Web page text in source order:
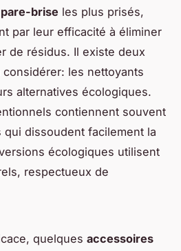
brise les plus prisés,
par leur efficacité à éliminer
de résidus. Il existe deux
les nettoyants
alternatives écologiques.
contiennent souvent
dissoudent facilement la
écologiques utilisent
respectueux de
quelques accessoires